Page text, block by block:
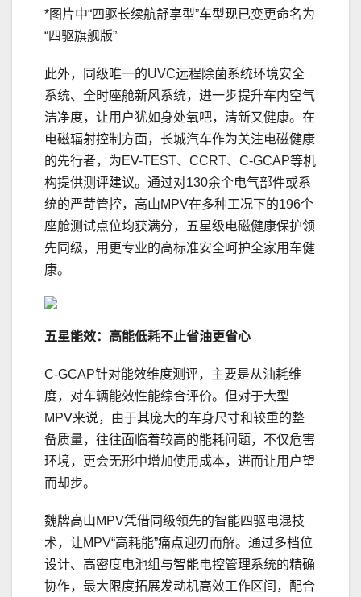
*图片中“四驱长续航舒享型”车型现已变更命名为
“四驱旗舰版”
此外，同级唯一的UVC远程除菌系统环境安全
系统、全时座舱新风系统，进一步提升车内空气
洁净度，让用户犹如身处氧吧，清新又健康。在
电磁辐射控制方面，长城汽车作为关注电磁健康
的先行者，为EV-TEST、CCRT、C-GCAP等机
构提供测评建议。通过对130余个电气部件或系
统的严苛管控，高山MPV在多种工况下的196个
座舱测试点位均获满分，五星级电磁健康保护领
先同级，用更专业的高标准安全呵护全家用车健
康。
五星能效： 高能低耗不止省油更省心
C-GCAP针对能效维度测评，主要是从油耗维
度，对车辆能效性能综合评价。但对于大型
MPV来说，由于其庞大的车身尺寸和较重的整
备质量，往往面临着较高的能耗问题，不仅危害
环境，更会无形中增加使用成本，进而让用户望
而却步。
魏牌高山MPV凭借同级领先的智能四驱电混技
术，让MPV“高耗能”痛点迎刃而解。通过多档位
设计、高密度电池组与智能电控管理系统的精确
协作，最大限度拓展发动机高效工作区间，配合